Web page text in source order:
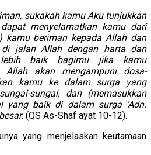
sukakah kamu Aku tunjukkan
menyelamatkan kamu dari
kamu beriman kepada Allah dan
di jalan Allah dengan harta dan
baik bagimu jika kamu
Allah akan mengampuni dosa-
kamu ke dalam surga yang
sungai, dan (memasukkan
yang baik di dalam surga ‘Adn.
(QS As-Shaf ayat 10-12).
yang menjelaskan keutamaan